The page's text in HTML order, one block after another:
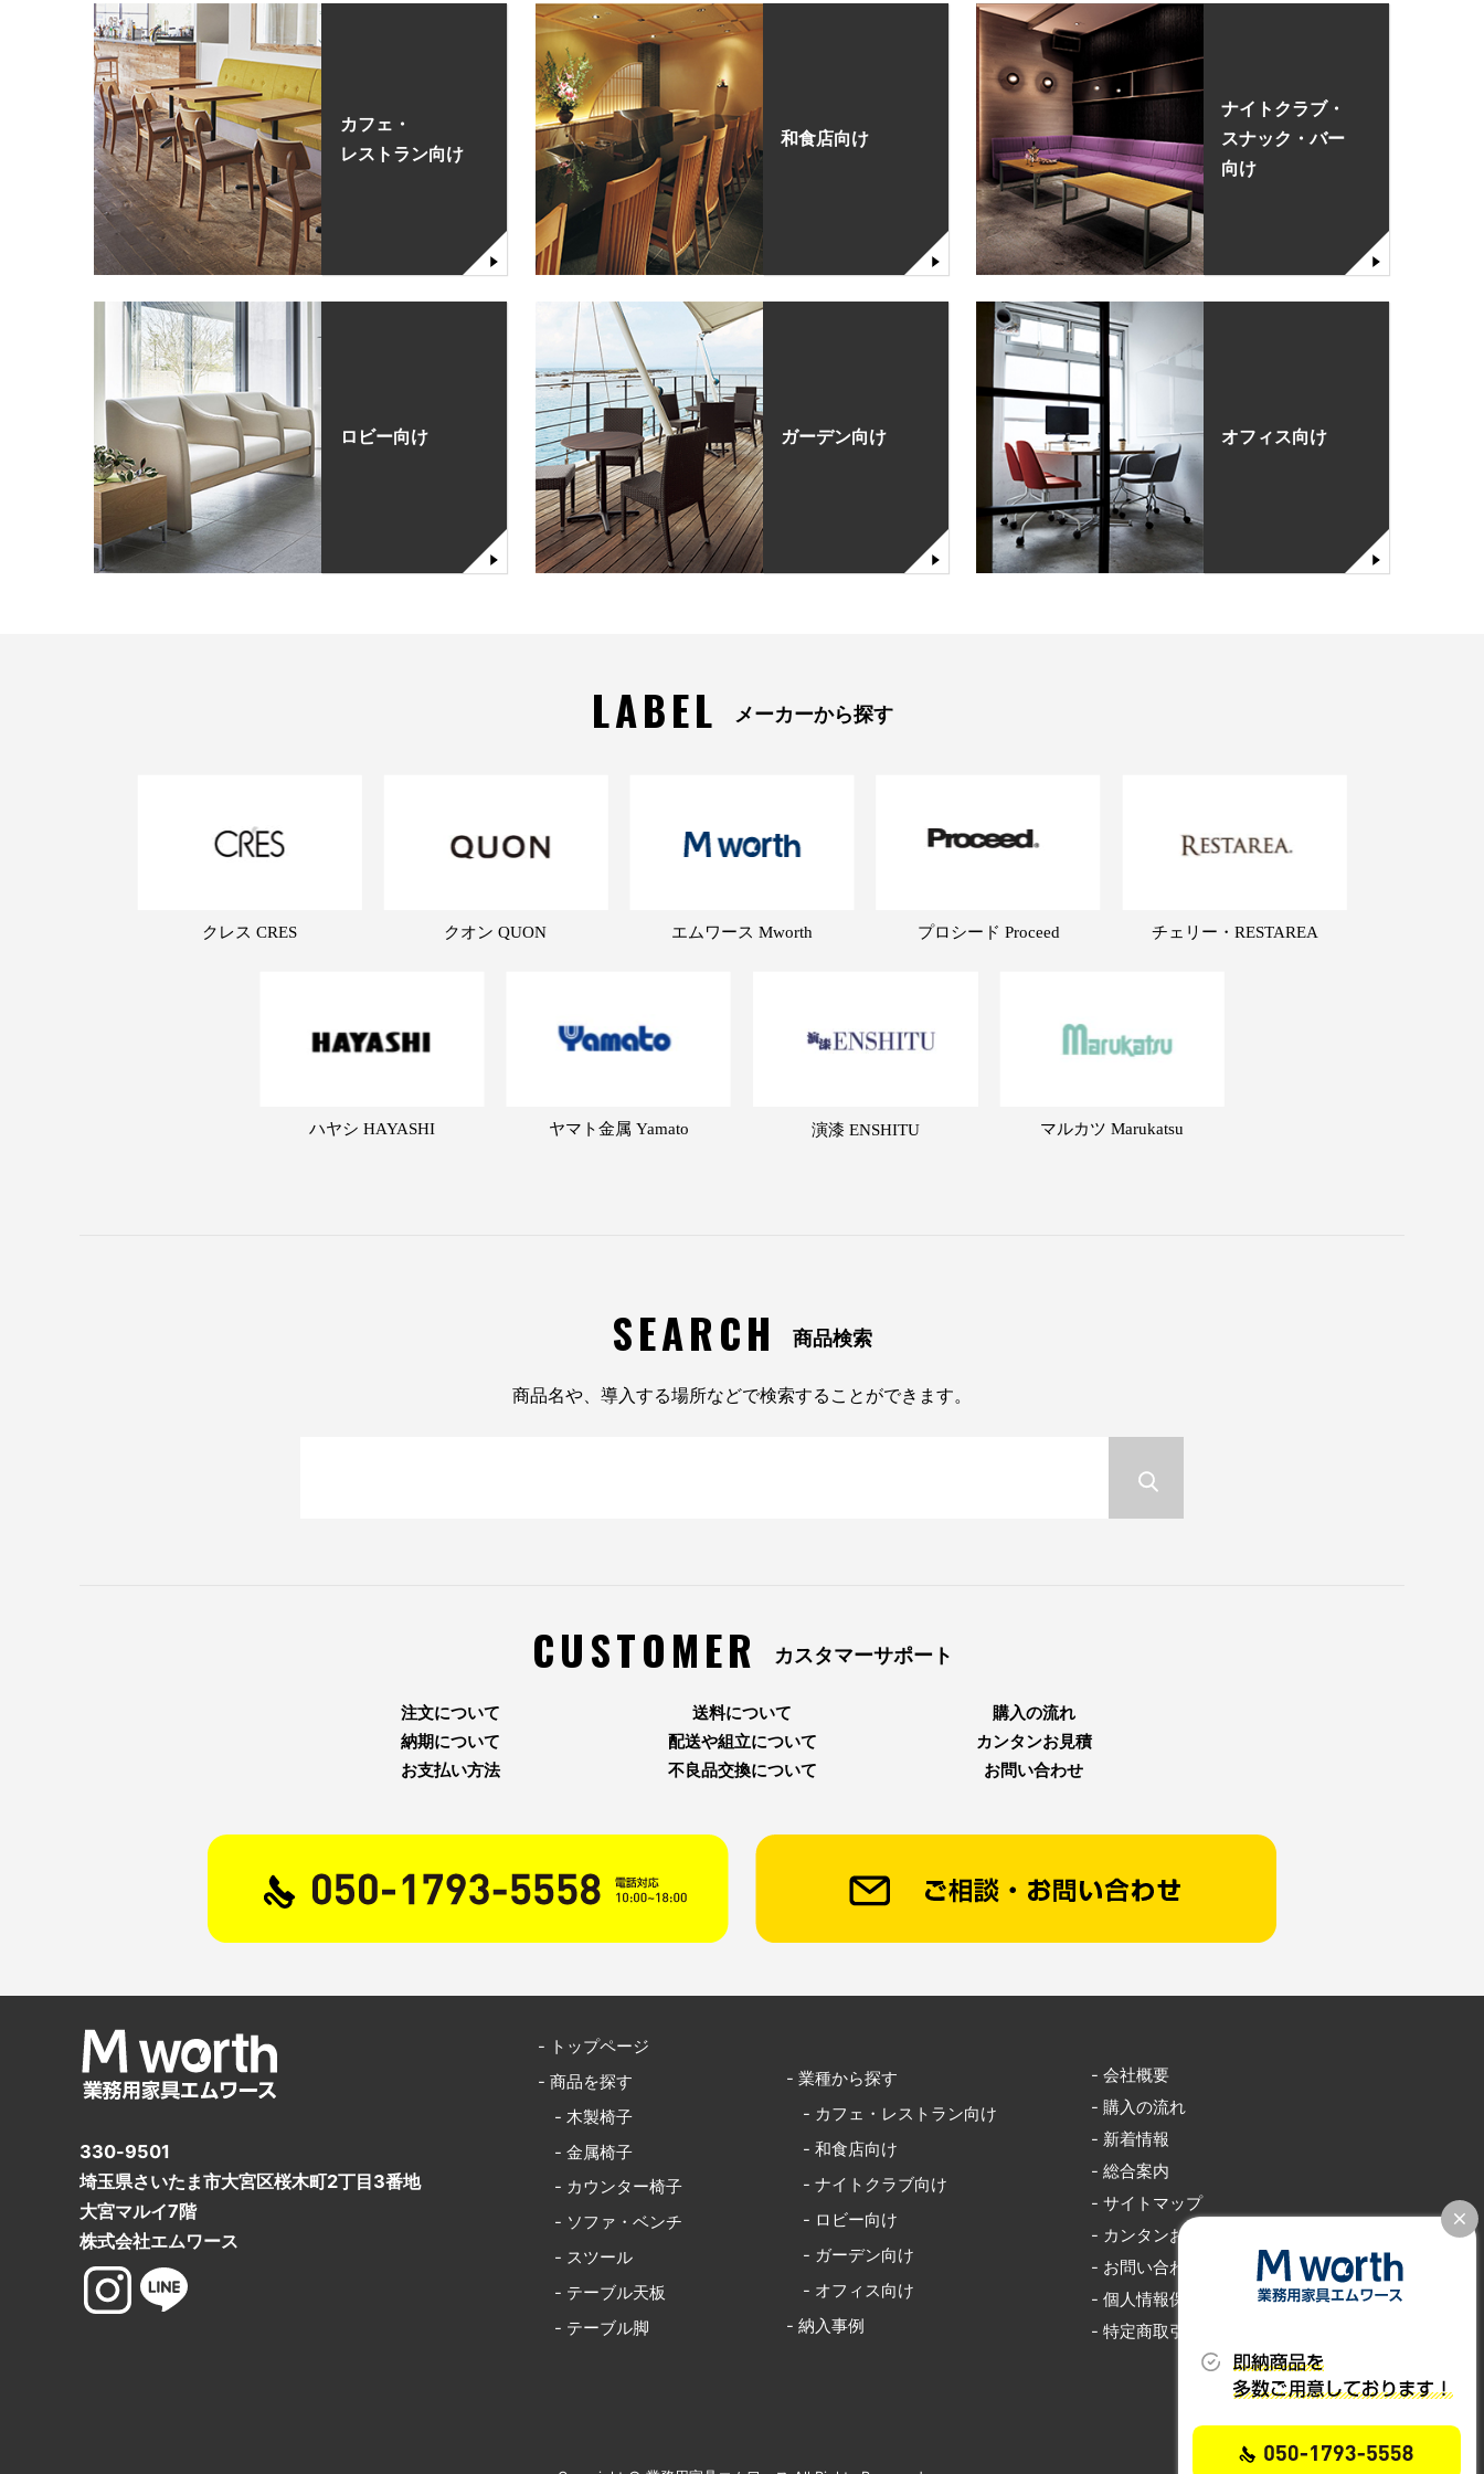
カフェ・
レストラン向け
和食店向け
ナイトクラブ・
スナック・バー
向け
ロビー向け ガーデン向け オフィス向け
LABEL メーカーから探す
クレス CRES クオン QUON エムワース Mworth プロシード Proceed チェリー・RESTAREA
ハヤシ HAYASHI ヤマト金属 Yamato 演漆 ENSHITU マルカツ Marukatsu
SEARCH 商品検索
商品名や、導入する場所などで検索することができます。
CUSTOMER カスタマーサポート
注文について
納期について
お支払い方法
送料について
配送や組立について
不良品交換について
購入の流れ
カンタンお見積
お問い合わせ
330-9501
埼玉県さいたま市大宮区桜木町2丁目3番地
大宮マルイ7階
株式会社エムワース
- トップページ
- 商品を探す
- 木製椅子
- 金属椅子
- カウンター椅子
- ソファ・ベンチ
- スツール
- テーブル天板
- テーブル脚
- 業種から探す
- カフェ・レストラン向け
- 和食店向け
- ナイトクラブ向け
- ロビー向け
- ガーデン向け
- オフィス向け
- 納入事例
- 会社概要
- 購入の流れ
- 新着情報
- 総合案内
- サイトマップ
- カンタンお見積り
- お問い合わせ
- 個人情報保護
- 特定商取引